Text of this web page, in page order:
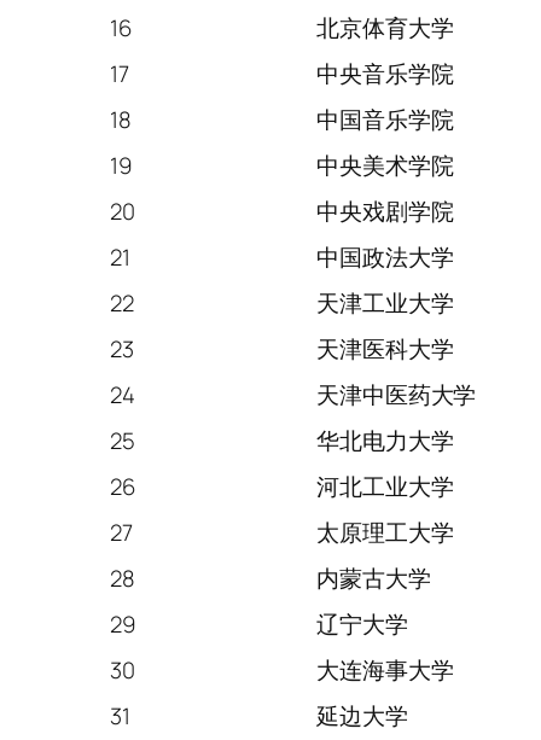
16
北京体育大学
17
中央音乐学院
18
中国音乐学院
19
中央美术学院
20
中央戏剧学院
21
中国政法大学
22
天津工业大学
23
天津医科大学
24
天津中医药大学
25
华北电力大学
26
河北工业大学
27
太原理工大学
28
内蒙古大学
29
辽宁大学
30
大连海事大学
31
延边大学